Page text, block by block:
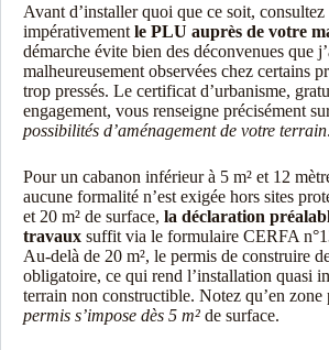
Avant d’installer quoi que ce soit, consultez
impérativement le PLU auprès de votre
démarche évite bien des déconvenues que
malheureusement observées chez certains
trop pressés. Le certificat d’urbanisme,
engagement, vous renseigne précisément
possibilités d’aménagement de votre terrain.
Pour un cabanon inférieur à 5 m² et 12
aucune formalité n’est exigée hors sites
et 20 m² de surface, la déclaration
travaux suffit via le formulaire CERFA
Au-delà de 20 m², le permis de construire
obligatoire, ce qui rend l’installation quasi
terrain non constructible. Notez qu’en zone
permis s’impose dès 5 m² de surface.